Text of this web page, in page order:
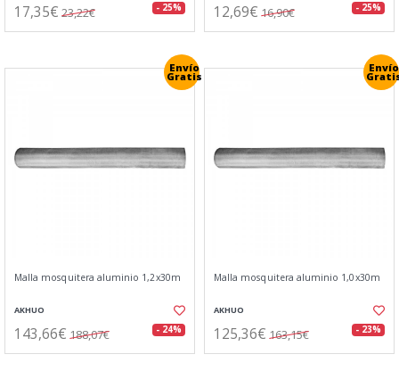
17,35€ 23,22€ - 25% 12,69€ 16,90€ - 25%
Envío
Gratis
Malla mosquitera aluminio 1,2x30m
AKHUO
143,66€ 188,07€ - 24%
Envío
Malla mosquitera aluminio 1,0x30m
AKHUO
125,36€ 163,15€ - 23%